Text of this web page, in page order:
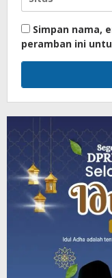
Simpan nama,
peramban ini